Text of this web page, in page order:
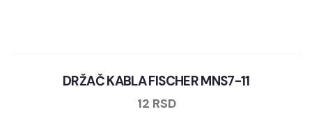
DRŽAČ KABLA FISCHER MNS7-11
12 RSD